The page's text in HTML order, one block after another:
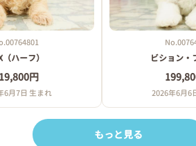
着します！
（ハーフ）
円
6月7日 生まれ
ビション・
2026年6月6
もっと見る